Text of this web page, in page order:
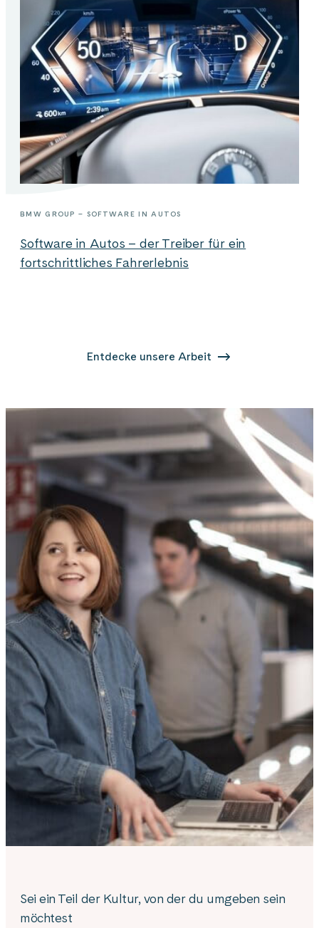
BMW GROUP – SOFTWARE IN AUTOS
Software in Autos – der Treiber für ein
fortschrittliches Fahrerlebnis
Entdecke unsere Arbeit
Sei ein Teil der Kultur, von der du umgeben sein
möchtest